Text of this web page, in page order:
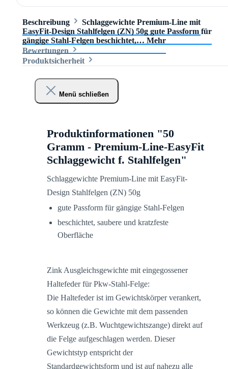
Beschreibung
Schlaggewichte Premium-Line mit
EasyFit-Design Stahlfelgen (ZN) 50g gute Passform für
gängige Stahl-Felgen beschichtet,… Mehr
Bewertungen
Produktsicherheit
Menü schließen
Produktinformationen "50
Gramm - Premium-Line-EasyFit
Schlaggewicht f. Stahlfelgen"
Schlaggewichte Premium-Line mit EasyFit-
Design Stahlfelgen (ZN) 50g
gute Passform für gängige Stahl-Felgen
beschichtet, saubere und kratzfeste
Oberfläche
Zink Ausgleichsgewichte mit eingegossener
Haltefeder für Pkw-Stahl-Felge:
Die Haltefeder ist im Gewichtskörper verankert,
so können die Gewichte mit dem passenden
Werkzeug (z.B. Wuchtgewichtszange) direkt auf
die Felge aufgeschlagen werden. Dieser
Gewichtstyp entspricht der
Standardgewichtsform und ist auf nahezu alle